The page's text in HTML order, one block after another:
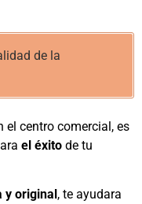
de la
el centro comercial, es
el éxito de tu
y original, te ayudara